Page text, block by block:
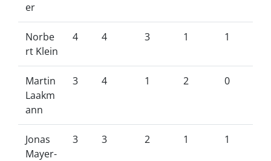
er
Norbe
rt Klein
4 4 3 1 1
Martin
Laakm
ann
3 4 1 2 0
Jonas
Mayer-
3 3 2 1 1